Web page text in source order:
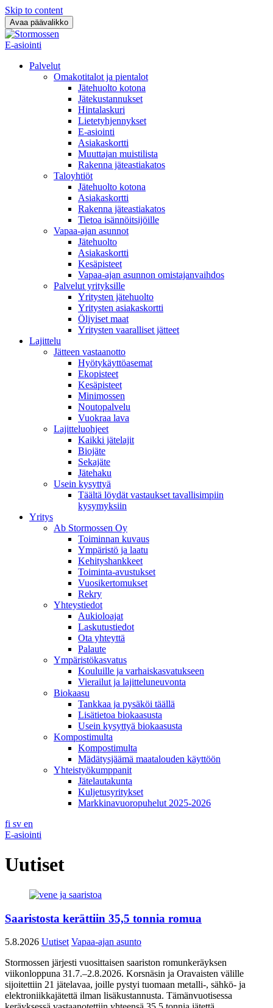
Skip to content
Avaa päävalikko
E-asiointi
Palvelut
Omakotitalot ja pientalot
Jätehuolto kotona
Jätekustannukset
Hintalaskuri
Lietetyhjennykset
E-asiointi
Asiakaskortti
Muuttajan muistilista
Rakenna jäteastiakatos
Taloyhtiöt
Jätehuolto kotona
Asiakaskortti
Rakenna jäteastiakatos
Tietoa isännöitsijöille
Vapaa-ajan asunnot
Jätehuolto
Asiakaskortti
Kesäpisteet
Vapaa-ajan asunnon omistajanvaihdos
Palvelut yrityksille
Yritysten jätehuolto
Yritysten asiakaskortti
Öljyiset maat
Yritysten vaaralliset jätteet
Lajittelu
Jätteen vastaanotto
Hyötykäyttöasemat
Ekopisteet
Kesäpisteet
Minimossen
Noutopalvelu
Vuokraa lava
Lajitteluohjeet
Kaikki jätelajit
Biojäte
Sekajäte
Jätehaku
Usein kysyttyä
Täältä löydät vastaukset tavallisimpiin
kysymyksiin
Yritys
Ab Stormossen Oy
Toiminnan kuvaus
Ympäristö ja laatu
Kehityshankkeet
Toiminta-avustukset
Vuosikertomukset
Rekry
Yhteystiedot
Aukioloajat
Laskutustiedot
Ota yhteyttä
Palaute
Ympäristökasvatus
Kouluille ja varhaiskasvatukseen
Vierailut ja lajitteluneuvonta
Biokaasu
Tankkaa ja pysäköi täällä
Lisätietoa biokaasusta
Usein kysyttyä biokaasusta
Kompostimulta
Kompostimulta
Mädätysjäämä maatalouden käyttöön
Yhteistyökumppanit
Jätelautakunta
Kuljetusyritykset
Markkinavuoropuhelut 2025-2026
fi sv en
E-asiointi
Uutiset
Saaristosta kerättiin 35,5 tonnia romua
5.8.2026 Uutiset Vapaa-ajan asunto
Stormossen järjesti vuosittaisen saariston romunkeräyksen
viikonloppuna 31.7.–2.8.2026. Korsnäsin ja Oravaisten välille
sijoitettiin 21 jätelavaa, joille pystyi tuomaan metalli-, sähkö- ja
elektroniikkajätettä ilman lisäkustannusta. Tämänvuotisessa